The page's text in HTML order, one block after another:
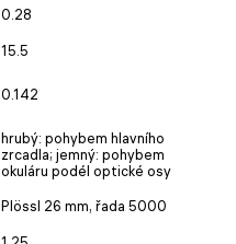
0.28
15.5
0.142
hrubý: pohybem hlavního
zrcadla; jemný: pohybem
okuláru podél optické osy
Plössl 26 mm, řada 5000